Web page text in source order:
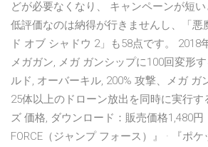
どが必要なくなり、 キャンペーンが短
低評価なのは納得が行きませんし、「悪
ド オブ シャドウ 2」も58点です。 2018
メガガン, メガ ガンシップに100回変形
ルド, オーバーキル, 200% 攻撃、メガ ガ
25体以上のドローン放出を同時に実行す
ズ 価格, ダウンロード：販売価格1,480円
FORCE（ジャンプ フォース）』 · 『ポ